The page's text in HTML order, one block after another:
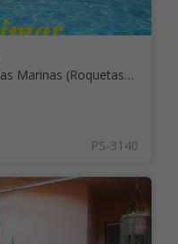
El Sabinar - Urbanizaciones - Las Marinas (Roquetas de Mar)
PS-3140